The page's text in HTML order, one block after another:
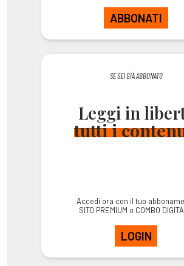
ABBONATI
SE SEI GIÀ ABBONATO
Leggi in
tutti i
Accedi ora con il tuo
SITO PREMIUM o COMBO
LOGIN